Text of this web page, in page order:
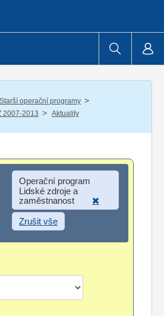
Starší operační programy /
2007-2013 / Aktuality
Operační program
Lidské zdroje a
zaměstnanost
Zrušit vše